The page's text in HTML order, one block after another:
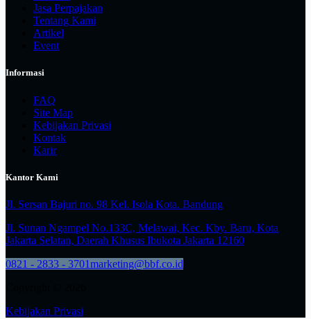
Jasa Perpajakan
Tentang Kami
Artikel
Event
Informasi
FAQ
Site Map
Kebijakan Privasi
Kontak
Karir
Kantor Kami
Jl. Sersan Bajuri no. 98 Kel. Isola Kota. Bandung
Jl. Sunan Ngampel No.133C, Melawai, Kec. Kby. Baru, Kota
Jakarta Selatan, Daerah Khusus Ibukota Jakarta 12160
0821 - 2833 - 3701marketing@bbf.co.id
Kebijakan Privasi